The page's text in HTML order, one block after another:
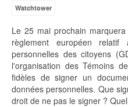
Watchtower
Le 25 mai prochain
règlement européen
personnelles des citoyens
l'organisation des Témoins
fidèles de signer un
données personnelles. Que
droit de ne pas le signer ?